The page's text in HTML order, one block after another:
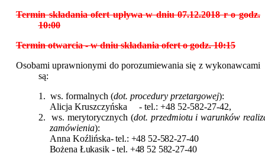
Termin składania ofert upływa w dniu 07.12.2018 r o godz.
10:00
Termin otwarcia - w dniu składania ofert o godz. 10:15
Osobami uprawnionymi do porozumiewania się z wykonawcami
są:
1. ws. formalnych (dot. procedury przetargowej):
Alicja Kruszczyńska - tel.: +48 52-582-27-42,
2. ws. merytorycznych (dot. przedmiotu i warunków
zamówienia):
Anna Koźlińska- tel.: +48 52-582-27-40
Bożena Łukasik - tel. +48 52 582-27-40